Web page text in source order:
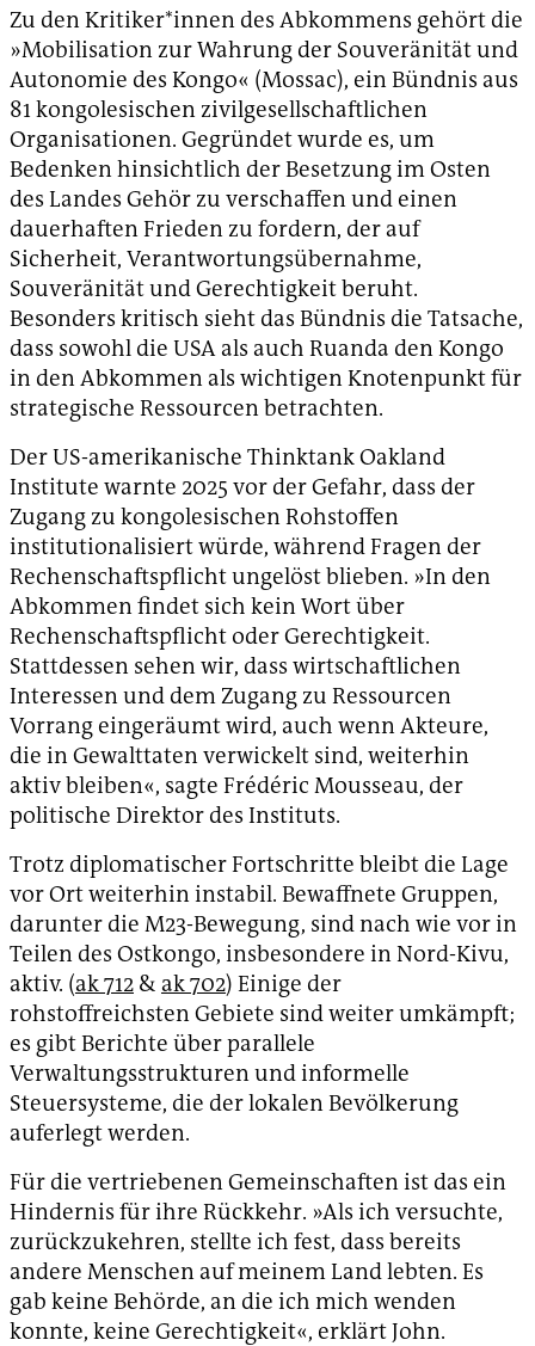
Zu den Kritiker*innen des Abkommens gehört die
»Mobilisation zur Wahrung der Souveränität und
Autonomie des Kongo« (Mossac), ein Bündnis aus
81 kongolesischen zivilgesellschaftlichen
Organisationen. Gegründet wurde es, um
Bedenken hinsichtlich der Besetzung im Osten
des Landes Gehör zu verschaffen und einen
dauerhaften Frieden zu fordern, der auf
Sicherheit, Verantwortungsübernahme,
Souveränität und Gerechtigkeit beruht.
Besonders kritisch sieht das Bündnis die Tatsache,
dass sowohl die USA als auch Ruanda den Kongo
in den Abkommen als wichtigen Knotenpunkt für
strategische Ressourcen betrachten.
Der US-amerikanische Thinktank Oakland
Institute warnte 2025 vor der Gefahr, dass der
Zugang zu kongolesischen Rohstoffen
institutionalisiert würde, während Fragen der
Rechenschaftspflicht ungelöst blieben. »In den
Abkommen findet sich kein Wort über
Rechenschaftspflicht oder Gerechtigkeit.
Stattdessen sehen wir, dass wirtschaftlichen
Interessen und dem Zugang zu Ressourcen
Vorrang eingeräumt wird, auch wenn Akteure,
die in Gewalttaten verwickelt sind, weiterhin
aktiv bleiben«, sagte Frédéric Mousseau, der
politische Direktor des Instituts.
Trotz diplomatischer Fortschritte bleibt die Lage
vor Ort weiterhin instabil. Bewaffnete Gruppen,
darunter die M23-Bewegung, sind nach wie vor in
Teilen des Ostkongo, insbesondere in Nord-Kivu,
aktiv. (ak 712 & ak 702) Einige der
rohstoffreichsten Gebiete sind weiter umkämpft;
es gibt Berichte über parallele
Verwaltungsstrukturen und informelle
Steuersysteme, die der lokalen Bevölkerung
auferlegt werden.
Für die vertriebenen Gemeinschaften ist das ein
Hindernis für ihre Rückkehr. »Als ich versuchte,
zurückzukehren, stellte ich fest, dass bereits
andere Menschen auf meinem Land lebten. Es
gab keine Behörde, an die ich mich wenden
konnte, keine Gerechtigkeit«, erklärt John.